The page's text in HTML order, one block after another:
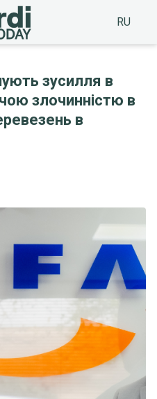
RU
зусилля в
злочинністю в
в